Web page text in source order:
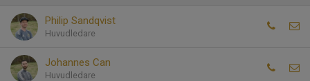
Philip Sandqvist
Huvudledare
Johannes Can
Huvudledare